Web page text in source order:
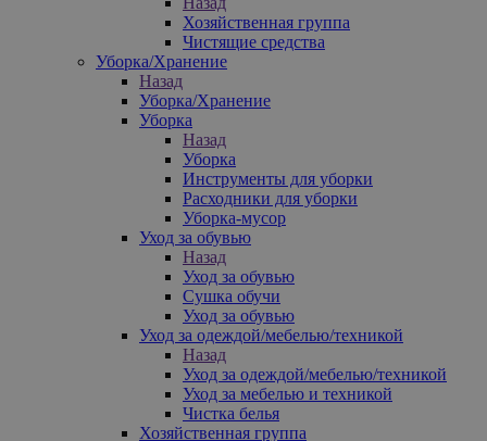
Хозяйственная группа
Чистящие средства
Уборка/Хранение
Назад
Уборка/Хранение
Уборка
Назад
Уборка
Инструменты для уборки
Расходники для уборки
Уборка-мусор
Уход за обувью
Назад
Уход за обувью
Сушка обучи
Уход за обувью
Уход за одеждой/мебелью/техникой
Назад
Уход за одеждой/мебелью/техникой
Уход за мебелью и техникой
Чистка белья
Хозяйственная группа